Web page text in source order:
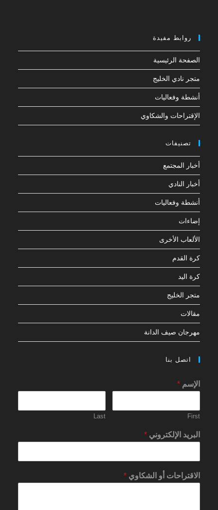
روابط مفيدة
الصفحة الرئيسية
متجر نادي الخليج
أنشطة وفعاليات
الإقتراحات والشكاوي
تصنيفات
أخبار المجتمع
أخبار النادي
أنشطة وفعاليات
إضاءات
الألعاب الأخرى
كرة القدم
كرة اليد
متجر الخليج
مقالات
مهرجان صيف الدانة
اتصل بنا
الإسم*
First
Last
البريد الإلكتروني*
الاقتراحات أو الشكاوي*